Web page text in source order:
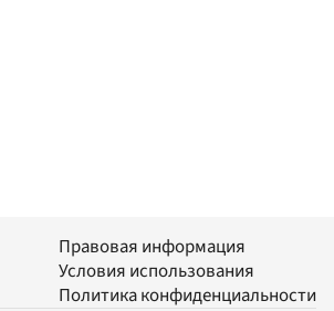
Правовая информация
Условия использования
Политика конфиденциальности